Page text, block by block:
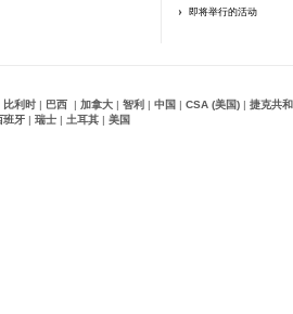
即将举行的活动
比利时 | 巴西 | 加拿大 | 智利 | 中国 | CSA (美国) | 捷克共
班牙 | 瑞士 | 土耳其 | 美国